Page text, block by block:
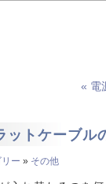
« 電
ットケーブル
ー » その他